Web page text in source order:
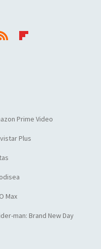
Prime Video
Plus
Max
man: Brand New Day